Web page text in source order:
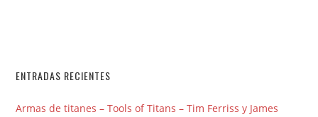
ENTRADAS RECIENTES
Armas de titanes – Tools of Titans – Tim Ferriss y James